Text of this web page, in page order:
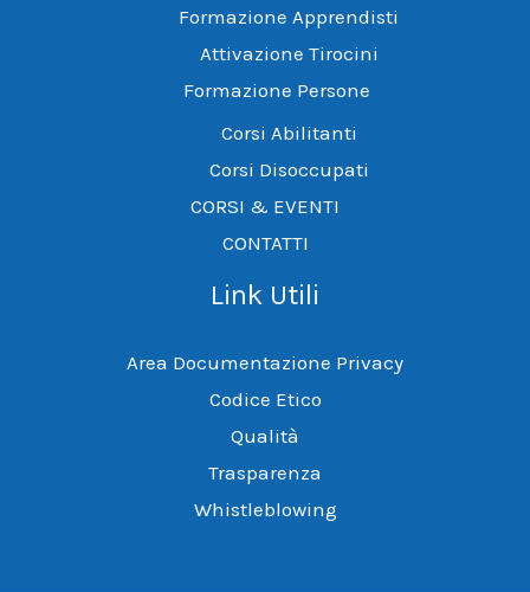
Formazione Apprendisti
Attivazione Tirocini
Formazione Persone
Corsi Abilitanti
Corsi Disoccupati
CORSI & EVENTI
CONTATTI
Link Utili
Area Documentazione Privacy
Codice Etico
Qualità
Trasparenza
Whistleblowing